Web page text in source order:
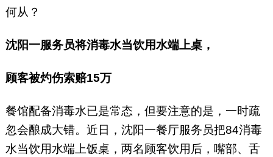
何从？
沈阳一服务员将消毒水当饮用水端上桌，
顾客被灼伤索赔15万
餐馆配备消毒水已是常态，但要注意的是，一时疏
忽会酿成大错。近日，沈阳一餐厅服务员把84消毒
水当饮用水端上饭桌，两名顾客饮用后，嘴部、舌